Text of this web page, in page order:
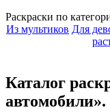
Раскраски по
Из мультиков Для
Каталог